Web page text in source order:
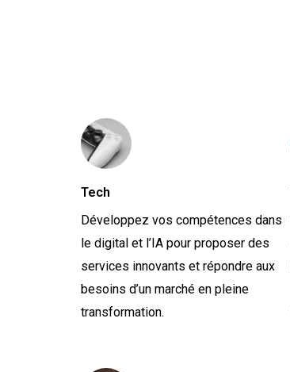
Tech
Développez vos compétences dans
le digital et l’IA pour proposer des
services innovants et répondre aux
besoins d’un marché en pleine
transformation.